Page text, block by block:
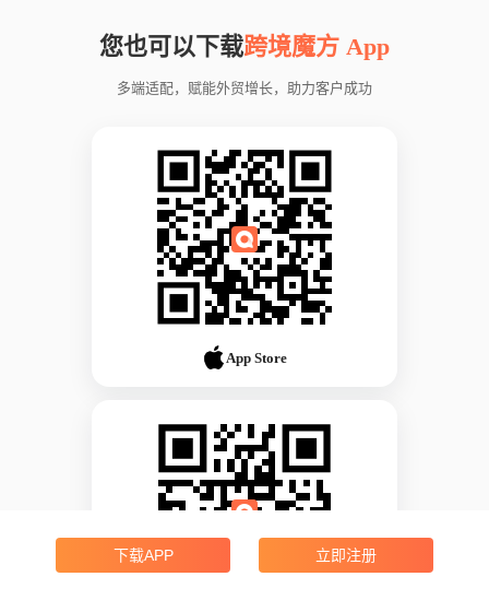
您也可以下载跨境魔方 App
多端适配，赋能外贸增长，助力客户成功
App Store
下载APP 立即注册